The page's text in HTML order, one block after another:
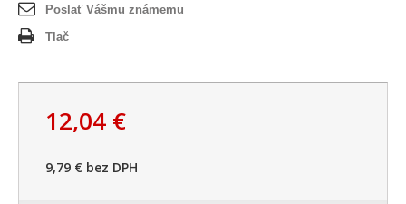
Poslať Vášmu známemu
Tlač
12,04 €
9,79 € bez DPH